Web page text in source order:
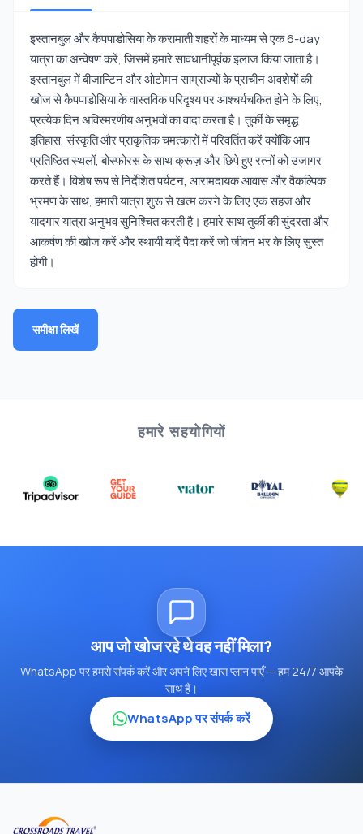
इस्तानबुल और कैपपाडोसिया के करामाती शहरों के माध्यम से एक 6-day
यात्रा का अन्वेषण करें, जिसमें हमारे सावधानीपूर्वक इलाज किया जाता है।
इस्तानबुल में बीजान्टिन और ओटोमन साम्राज्यों के प्राचीन अवशेषों की
खोज से कैपपाडोसिया के वास्तविक परिदृश्य पर आश्चर्यचकित होने के लिए,
प्रत्येक दिन अविस्मरणीय अनुभवों का वादा करता है। तुर्की के समृद्ध
इतिहास, संस्कृति और प्राकृतिक चमत्कारों में परिवर्तित करें क्योंकि आप
प्रतिष्ठित स्थलों, बोस्फोरस के साथ क्रूज़ और छिपे हुए रत्नों को उजागर
करते हैं। विशेष रूप से निर्देशित पर्यटन, आरामदायक आवास और वैकल्पिक
भ्रमण के साथ, हमारी यात्रा शुरू से खत्म करने के लिए एक सहज और
यादगार यात्रा अनुभव सुनिश्चित करती है। हमारे साथ तुर्की की सुंदरता और
आकर्षण की खोज करें और स्थायी यादें पैदा करें जो जीवन भर के लिए सुस्त
होगी।
समीक्षा लिखें
हमारे सहयोगियों
आप जो खोज रहे थे वह नहीं मिला?
WhatsApp पर हमसे संपर्क करें और अपने लिए खास प्लान पाएँ — हम 24/7 आपके
साथ हैं।
WhatsApp पर संपर्क करें